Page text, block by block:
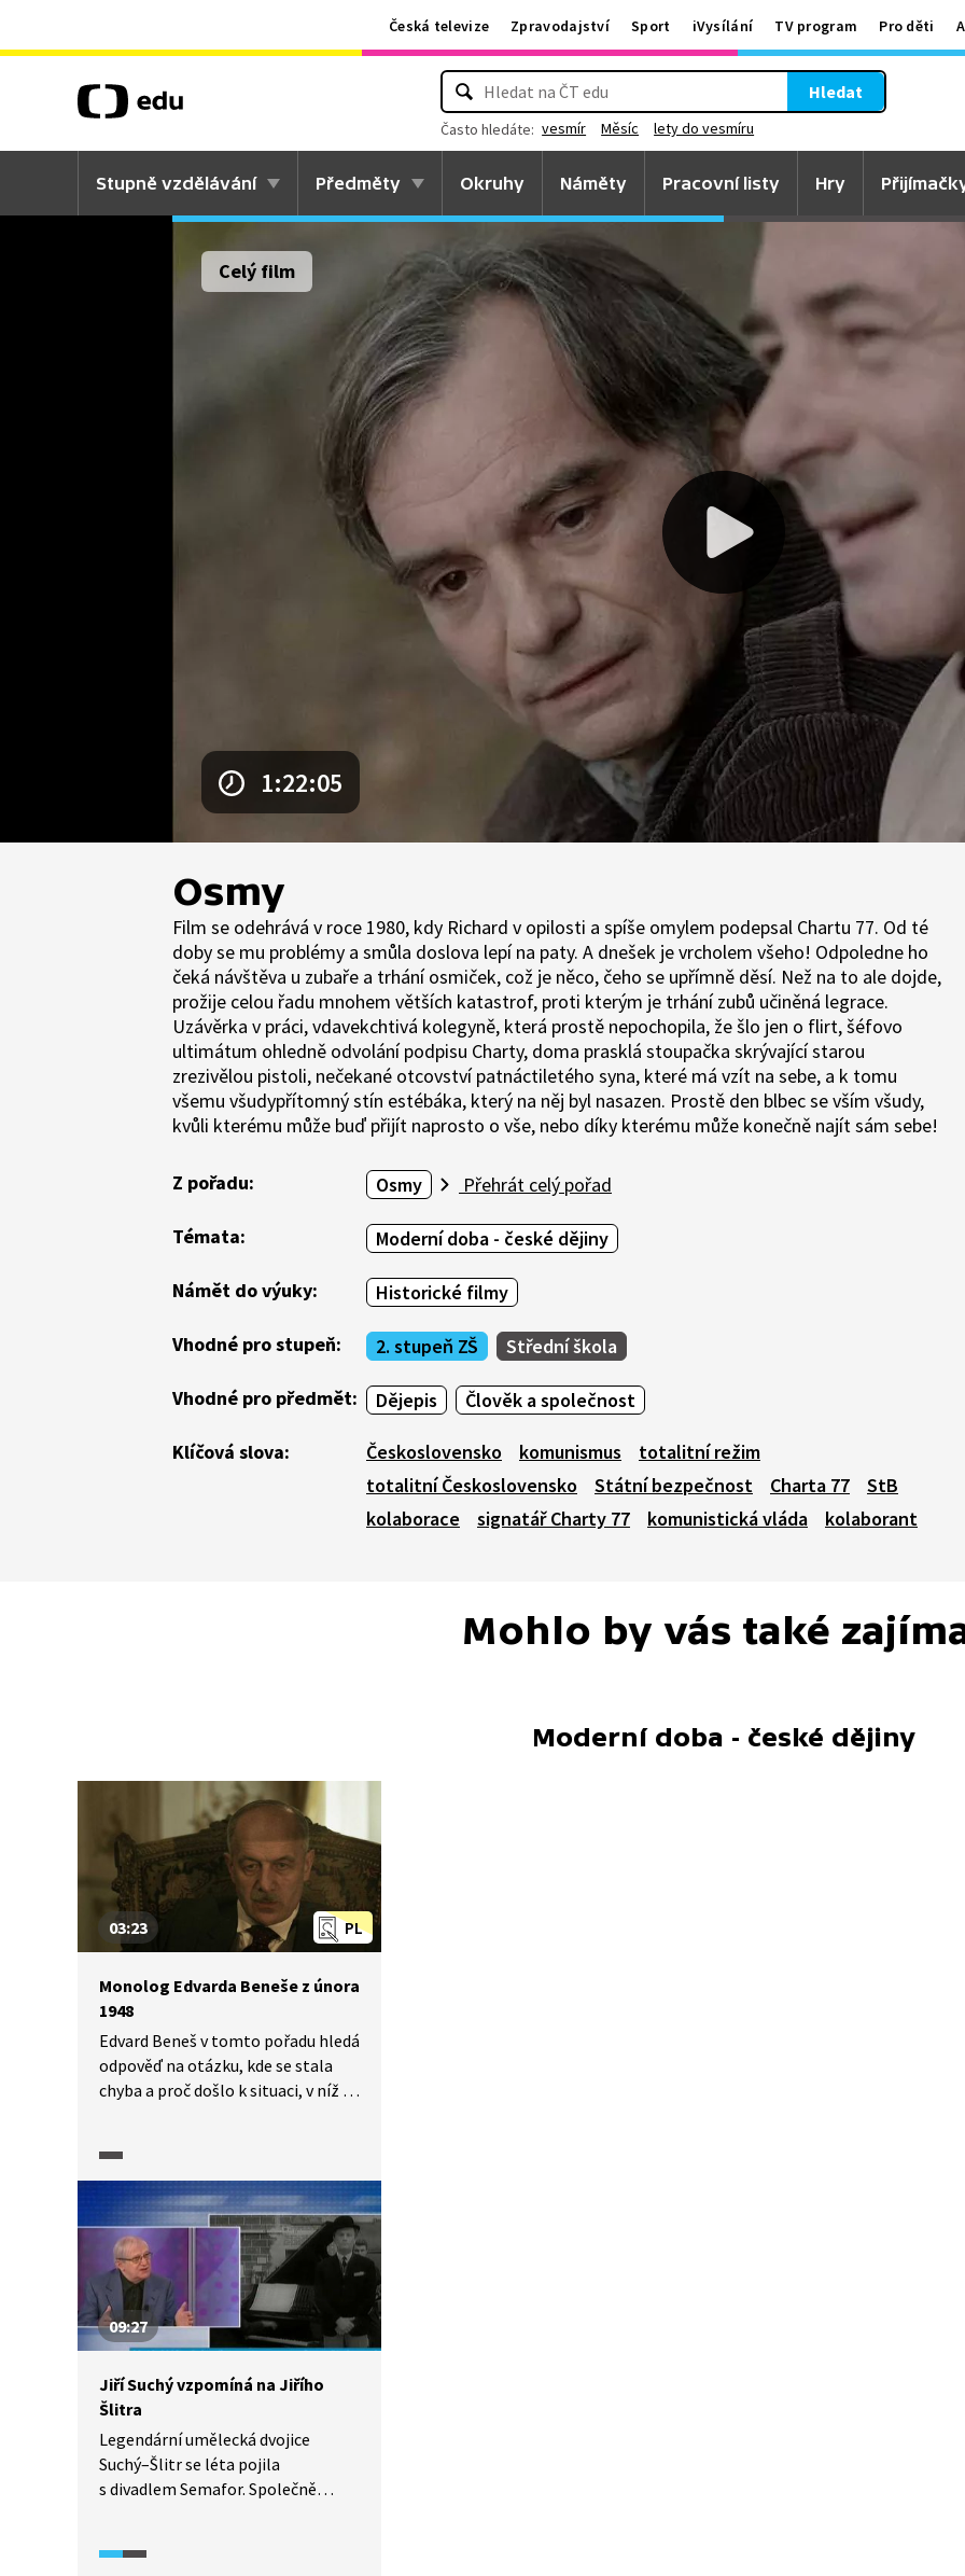
Česká televize Zpravodajství Sport iVysílání TV program Pro děti
Hledat
Často hledáte: vesmír Měsíc lety do vesmíru
Stupně vzdělávání Předměty Okruhy Náměty Pracovní listy Hry
1:22:05
Celý film
Osmy
Film se odehrává v roce 1980, kdy Richard v opilosti a spíše omylem podepsal Chartu 77. Od té
doby se mu problémy a smůla doslova lepí na paty. A dnešek je vrcholem všeho! Odpoledne ho
čeká návštěva u zubaře a trhání osmiček, což je něco, čeho se upřímně děsí. Než na to ale dojde,
prožije celou řadu mnohem větších katastrof, proti kterým je trhání zubů učiněná legrace.
Uzávěrka v práci, vdavekchtivá kolegyně, která prostě nepochopila, že šlo jen o flirt, šéfovo
ultimátum ohledně odvolání podpisu Charty, doma prasklá stoupačka skrývající starou
zrezivělou pistoli, nečekané otcovství patnáctiletého syna, které má vzít na sebe, a k tomu
všemu všudypřítomný stín estébáka, který na něj byl nasazen. Prostě den blbec se vším všudy,
kvůli kterému může buď přijít naprosto o vše, nebo díky kterému může konečně najít sám sebe!
Z pořadu: Osmy Přehrát celý pořad
Témata: Moderní doba - české dějiny
Námět do výuky: Historické filmy
Vhodné pro stupeň: 2. stupeň ZŠ Střední škola
Vhodné pro předmět: Dějepis Člověk a společnost
Klíčová slova: Československo komunismus
totalitní režim
totalitní Československo
Státní bezpečnost Charta 77
StB
kolaborace
signatář Charty 77 komunistická vláda kolaborant
Mohlo by vás také
Moderní doba - české dějiny
PL
03:23
Monolog Edvarda Beneše z února
1948
Edvard Beneš v tomto pořadu hledá
odpověď na otázku, kde se stala
chyba a proč došlo k situaci, v níž se
09:27
Jiří Suchý vzpomíná na Jiřího
Šlitra
Legendární umělecká dvojice
Suchý–Šlitr se léta pojila
s divadlem Semafor. Společně
z roku 2009 vzpomíná Jiří Suchý